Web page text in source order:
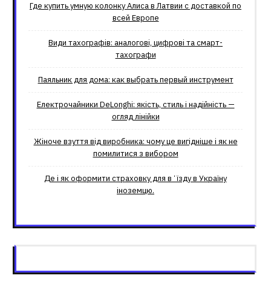
Где купить умную колонку Алиса в Латвии с доставкой по
всей Европе
Види тахографів: аналогові, цифрові та смарт-
тахографи
Паяльник для дома: как выбрать первый инструмент
Електрочайники DeLonghi: якість, стиль і надійність —
огляд лінійки
Жіноче взуття від виробника: чому це вигідніше і як не
помилитися з вибором
Де і як оформити страховку для вʼїзду в Україну
іноземцю.